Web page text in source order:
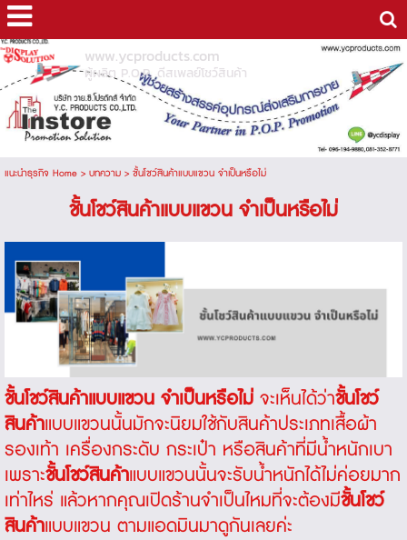
www.ycproducts.com
ผู้ผลิต P.O.P. ดีสเพลย์โชว์สินค้า
แนะนำธุรกิจ Home> บทความ> ชั้นโชว์สินค้าแบบแขวน จำเป็นหรือไม่
ชั้นโชว์สินค้าแบบแขวน จำเป็นหรือไม่
ชั้นโชว์สินค้าแบบแขวน จำเป็นหรือไม่จะเห็นได้ว่าชั้นโชว์
สินค้าแบบแขวนนั้นมักจะนิยมใช้กับสินค้าประเภทเสื้อผ้า
รองเท้า เครื่องกระดับ กระเป๋า หรือสินค้าที่มีน้ำหนักเบา
เพราะชั้นโชว์สินค้าแบบแขวนนั้นจะรับน้ำหนักได้ไม่ค่อยมาก
เท่าไหร่ แล้วหากคุณเปิดร้านจำเป็นไหมที่จะต้องมีชั้นโชว์
สินค้าแบบแขวน ตามแอดมินมาดูกันเลยค่ะ